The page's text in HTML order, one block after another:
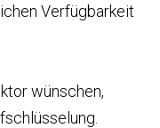
Verfügbarkeit
wünschen,